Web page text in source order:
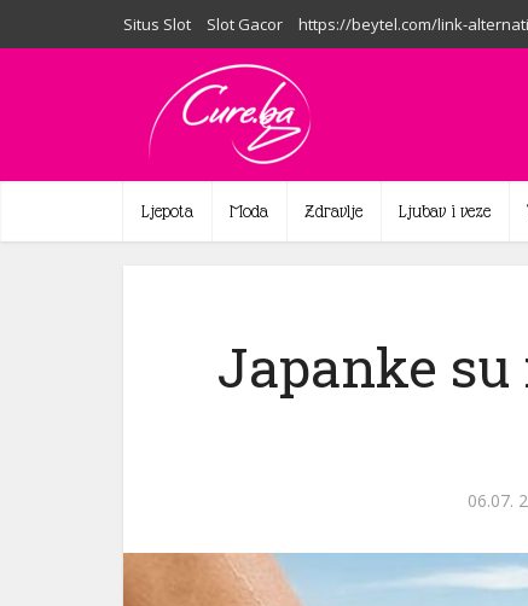
Situs Slot Slot Gacor https://beytel.com/link-
Ljepota Moda Zdravlje Ljubav i veze
Japanke
06.07.